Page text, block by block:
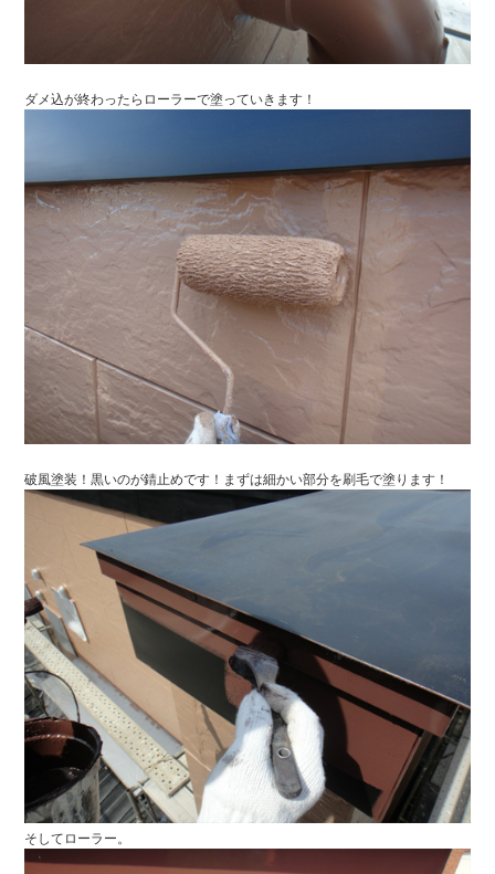
ダメ込が終わったらローラーで塗っていきます！
破風塗装！黒いのが錆止めです！まずは細かい部分を刷毛で塗ります！
そしてローラー。